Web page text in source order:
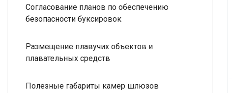
Согласование планов по обеспечению
безопасности буксировок
Размещение плавучих объектов и
плавательных средств
Полезные габариты камер шлюзов